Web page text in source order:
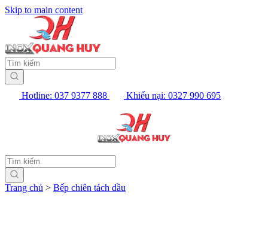
Skip to main content
Hotline: 037 9377 888 Khiếu nại: 0327 990 695
Trang chủ > Bếp chiên tách dầu